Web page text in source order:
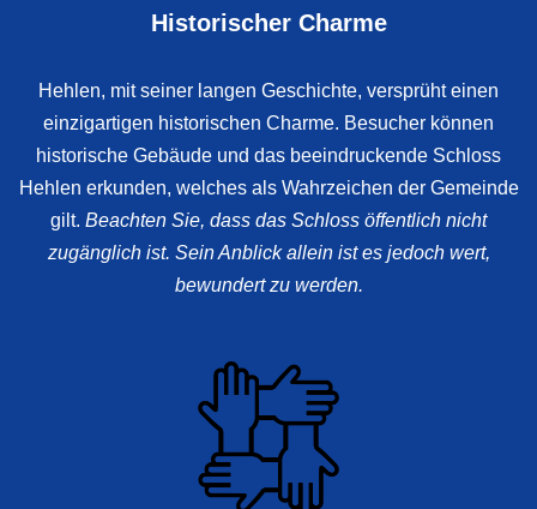
Historischer Charme
Hehlen, mit seiner langen Geschichte, versprüht einen
einzigartigen historischen Charme. Besucher können
historische Gebäude und das beeindruckende Schloss
Hehlen erkunden, welches als Wahrzeichen der Gemeinde
gilt. Beachten Sie, dass das Schloss öffentlich nicht
zugänglich ist. Sein Anblick allein ist es jedoch wert,
bewundert zu werden.